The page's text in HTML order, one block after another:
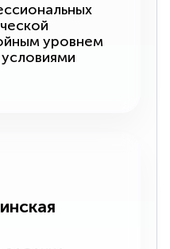
уровнем